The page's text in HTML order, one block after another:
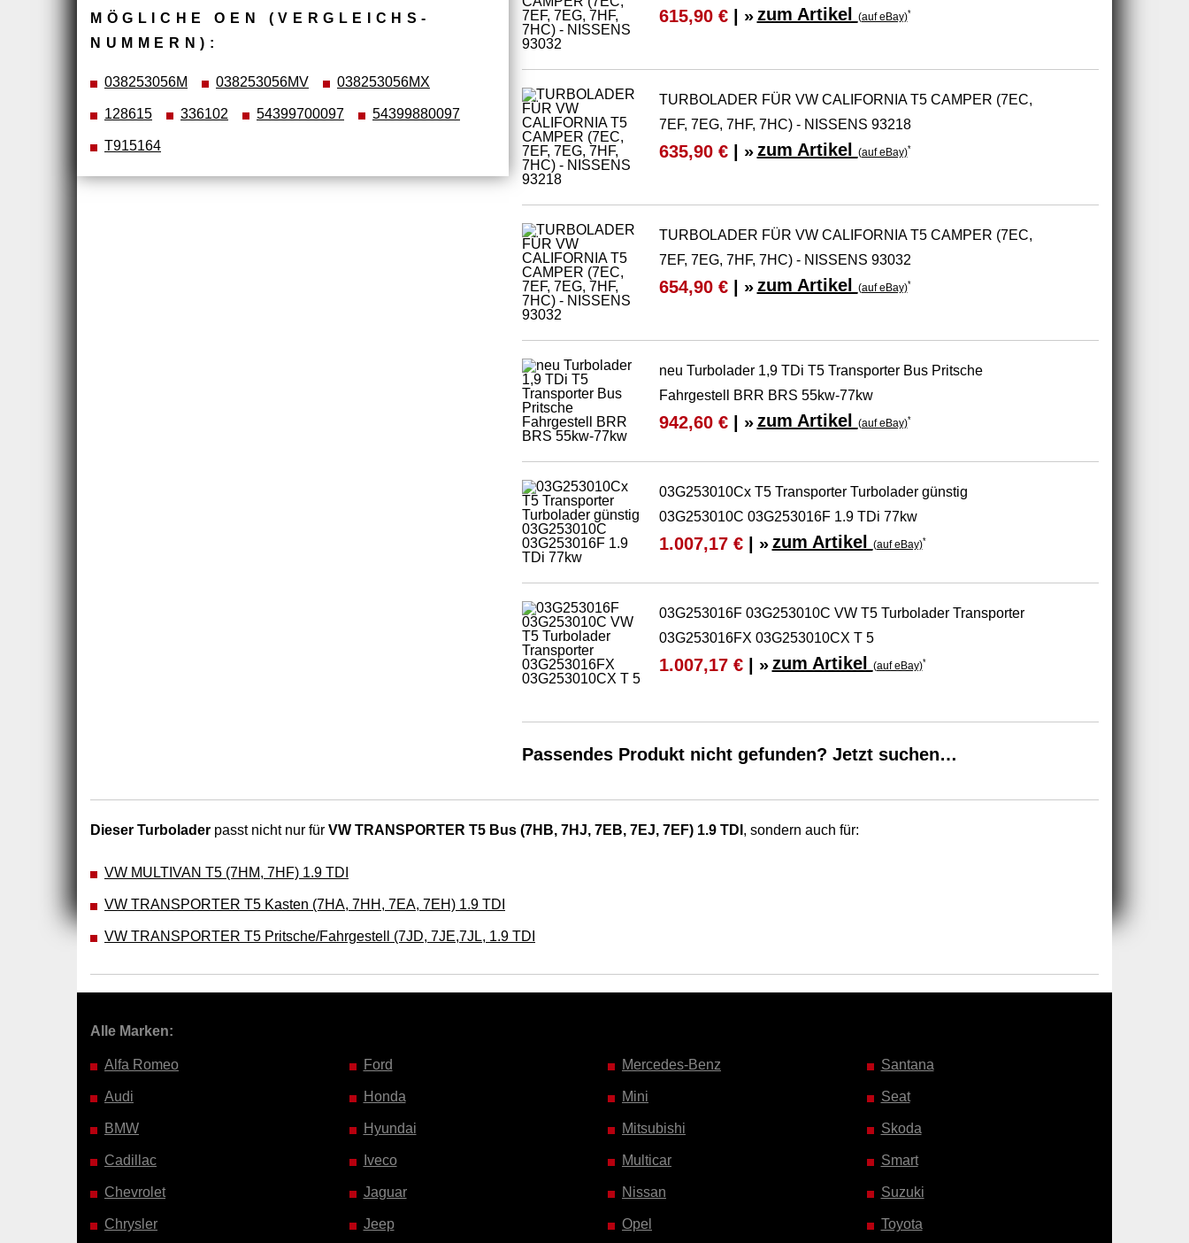
MÖGLICHE OEN (VERGLEICHS­
NUMMERN):
038253056M 038253056MV 038253056MX
128615 336102 54399700097 54399880097
T915164
615,90 €| » zum Artikel (auf eBay)*
TURBOLADER FÜR VW CALIFORNIA T5 CAMPER (7EC,
7EF, 7EG, 7HF, 7HC) - NISSENS 93218
635,90 €| » zum Artikel (auf eBay)*
TURBOLADER FÜR VW CALIFORNIA T5 CAMPER (7EC,
7EF, 7EG, 7HF, 7HC) - NISSENS 93032
654,90 €| » zum Artikel (auf eBay)*
neu Turbolader 1,9 TDi T5 Transporter Bus Pritsche
Fahrgestell BRR BRS 55kw-77kw
942,60 €| » zum Artikel (auf eBay)*
03G253010Cx T5 Transporter Turbolader günstig
03G253010C 03G253016F 1.9 TDi 77kw
1.007,17 €| » zum Artikel (auf eBay)*
03G253016F 03G253010C VW T5 Turbolader Transporter
03G253016FX 03G253010CX T 5
1.007,17 €| » zum Artikel (auf eBay)*
Passendes Produkt nicht gefunden? Jetzt suchen…
Dieser Turbolader passt nicht nur für VW TRANSPORTER T5 Bus (7HB, 7HJ, 7EB, 7EJ, 7EF) 1.9 TDI , sondern auch für:
VW MULTIVAN T5 (7HM, 7HF) 1.9 TDI
VW TRANSPORTER T5 Kasten (7HA, 7HH, 7EA, 7EH) 1.9 TDI
VW TRANSPORTER T5 Pritsche/Fahrgestell (7JD, 7JE,7JL, 1.9 TDI
Alle Marken:
Alfa Romeo
Audi
BMW
Cadillac
Chevrolet
Chrysler
Ford
Honda
Hyundai
Iveco
Jaguar
Jeep
Mercedes-Benz
Mini
Mitsubishi
Multicar
Nissan
Opel
Santana
Seat
Skoda
Smart
Suzuki
Toyota